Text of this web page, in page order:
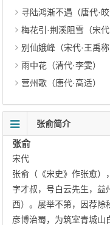
寻陆鸿渐不遇（唐代·皎
梅花引·荆溪阻雪（宋代
别仙娥峰（宋代·王禹称
雨中花（清代·李雯）
营州歌（唐代·高适）
张俞简介
张俞
宋代
张俞（《宋史》作张愈）
字才叔，号白云先生，益
西）。屡举不第，因荐除
彦博治蜀，为筑室青城山